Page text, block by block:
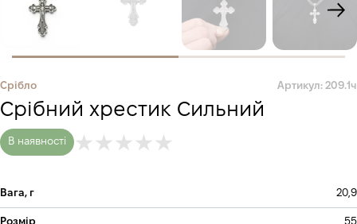
Срібло Артикул: 209.1ч
Срібний хрестик Сильний
В наявності
Вага, г 20,9